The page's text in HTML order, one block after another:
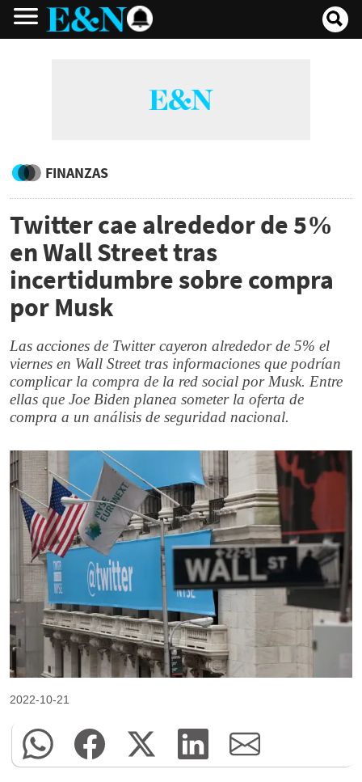
FINANZAS
Twitter cae alrededor de 5%
en Wall Street tras
incertidumbre sobre compra
por Musk
Las acciones de Twitter cayeron alrededor de 5% el
viernes en Wall Street tras informaciones que podrían
complicar la compra de la red social por Musk. Entre
ellas que Joe Biden planea someter la oferta de
compra a un análisis de seguridad nacional.
2022-10-21